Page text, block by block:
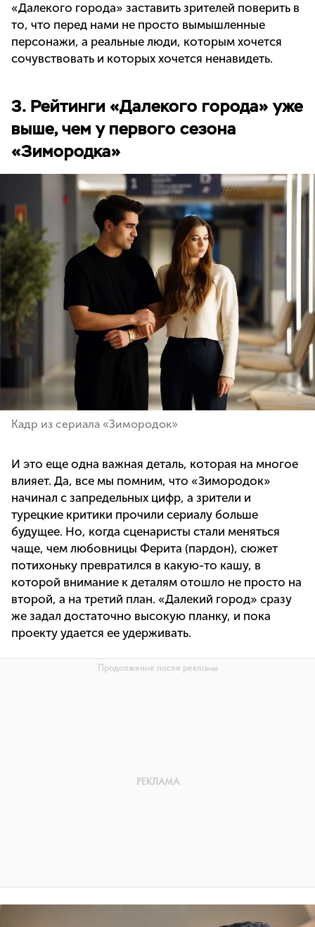
«Далекого города» заставить зрителей поверить в
то, что перед нами не просто вымышленные
персонажи, а реальные люди, которым хочется
сочувствовать и которых хочется ненавидеть.
3. Рейтинги «Далекого города» уже
выше, чем у первого сезона
«Зимородка»
Кадр из сериала «Зимородок»
И это еще одна важная деталь, которая на многое
влияет. Да, все мы помним, что «Зимородок»
начинал с запредельных цифр, а зрители и
турецкие критики прочили сериалу больше
будущее. Но, когда сценаристы стали меняться
чаще, чем любовницы Ферита (пардон), сюжет
потихоньку превратился в какую-то кашу, в
которой внимание к деталям отошло не просто на
второй, а на третий план. «Далекий город» сразу
же задал достаточно высокую планку, и пока
проекту удается ее удерживать.